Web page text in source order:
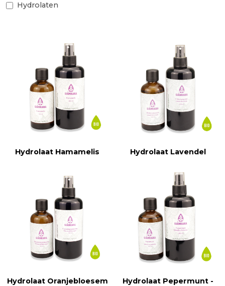
Hydrolaten
Hydrolaat Hamamelis Hydrolaat Lavendel
Hydrolaat Oranjebloesem
Hydrolaat Pepermunt -